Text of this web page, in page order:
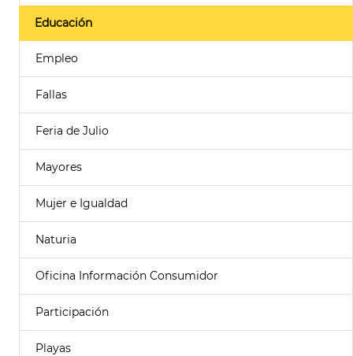
Educación
Empleo
Fallas
Feria de Julio
Mayores
Mujer e Igualdad
Naturia
Oficina Información Consumidor
Participación
Playas